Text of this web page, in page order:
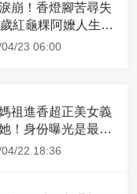
崩！香燈腳苦尋失
紅龜粿阿嬤人生謝
23 06:00
祖進香超正美女義
！身份曝光是最美
子不結婚
22 18:36